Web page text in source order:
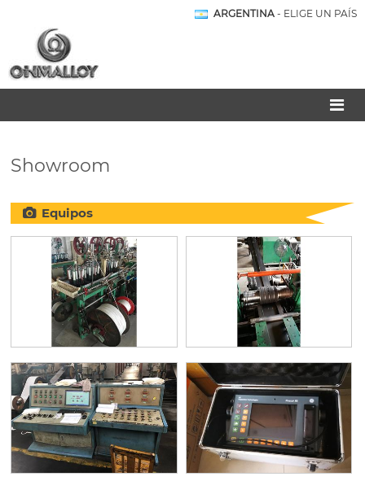
ARGENTINA - ELIGE UN PAÍS
Showroom
Equipos